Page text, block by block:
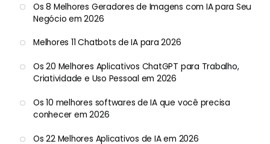
Os 8 Melhores Geradores de Imagens com IA para Seu
Negócio em 2026
Melhores 11 Chatbots de IA para 2026
Os 20 Melhores Aplicativos ChatGPT para Trabalho,
Criatividade e Uso Pessoal em 2026
Os 10 melhores softwares de IA que você precisa
conhecer em 2026
Os 22 Melhores Aplicativos de IA em 2026